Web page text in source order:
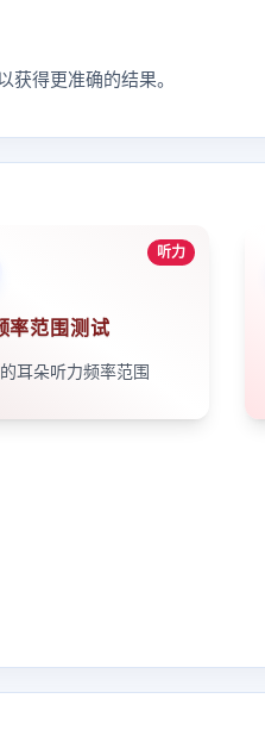
获得更准确的结果。
听力
率范围测试
耳朵听力频率范围